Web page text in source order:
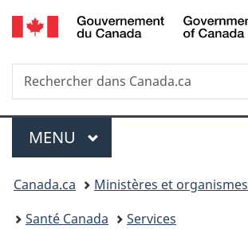
Passer
au
principal
Passer
à
Au
du
Passer
à
version
simplifiée
Recherche
Rechercher
dans
Menu
MENU PRINCIPAL
Vous
êtes
Canada.ca
Ministères et organismes
Santé Canada
Services